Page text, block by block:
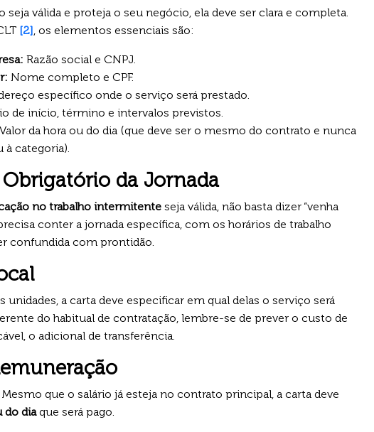
seja válida e proteja o seu negócio, ela deve ser clara e completa.
[2] , os elementos essenciais são:
Razão social e CNPJ.
Nome completo e CPF.
específico onde o serviço será prestado.
de início, término e intervalos previstos.
Valor da hora ou do dia (que deve ser o mesmo do contrato e nunca
categoria).
da Jornada
no trabalho intermitente seja válida, não basta dizer “venha
conter a jornada específica, com os horários de trabalho
confundida com prontidão.
unidades, a carta deve especificar em qual delas o serviço será
do habitual de contratação, lembre-se de prever o custo de
o adicional de transferência.
que o salário já esteja no contrato principal, a carta deve
do diaque será pago.